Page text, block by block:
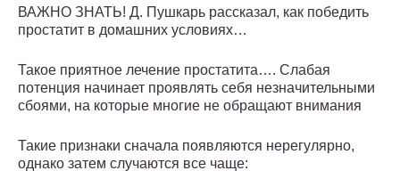
ВАЖНО ЗНАТЬ! Д. Пушкарь рассказал, как победить
простатит в домашних условиях…
Такое приятное лечение простатита…. Слабая
потенция начинает проявлять себя незначительными
сбоями, на которые многие не обращают внимания
Такие признаки сначала появляются нерегулярно,
однако затем случаются все чаще: